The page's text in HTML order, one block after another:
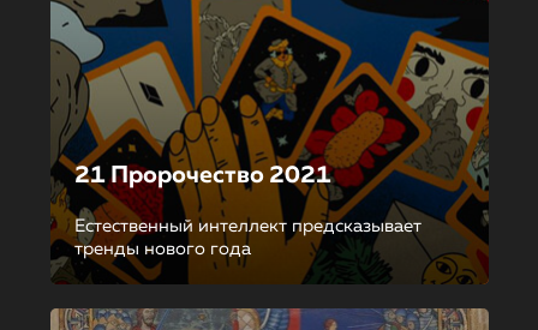
21 Пророчество 2021
Естественный интеллект предсказывает
тренды нового года